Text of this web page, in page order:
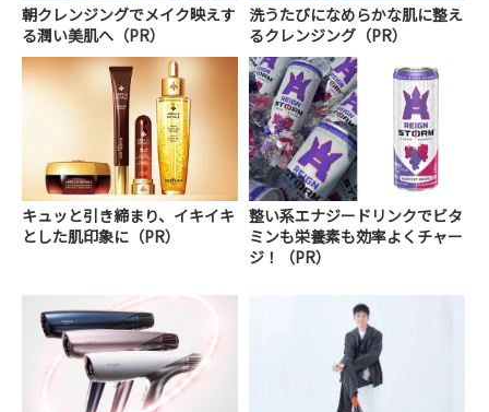
朝クレンジングでメイク映えす
る潤い美肌へ（PR）
洗うたびになめらかな肌に整え
るクレンジング（PR）
キュッと引き締まり、イキイキ
とした肌印象に（PR）
整い系エナジードリンクでビタ
ミンも栄養素も効率よくチャー
ジ！（PR）